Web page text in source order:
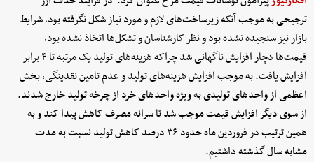
ترجیحی به موجب آنکه زیرساخت‌های لازم و مورد نیاز شکل نگرفته بود، شرایط
بازار نیز سنجیده نشده بود و نظر کارشناسان و تشکل‌ها اتخاذ نشده بود،
قیمت‌ها دچار افزایش ناگهانی شد چراکه هزینه‌های تولید یک مرتبه تا ۴ برابر
افزایش یافت. به موجب افزایش هزینه‌های تولید و عدم تامین نقدینگی، بخش
اعظمی از واحدهای تولیدی به ویژه واحدهای خرد از چرخه تولید خارج شدند.
از سوی دیگر افزایش قیمت موجب شد تا سرانه مصرف کاهش پیدا کند و به
همین ترتیب در فروردین ماه حدود ۳۶ درصد کاهش تولید نسبت به مدت
مشابه سال گذشته داشتیم.